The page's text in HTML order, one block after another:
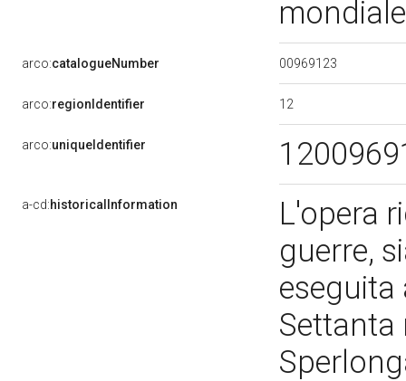
arco:catalogueNumber 00969123
arco:regionIdentifier 12
arco:uniqueIdentifier
a-cd:historicalInformation
L'opera
guerre,
eseguita
Settanta